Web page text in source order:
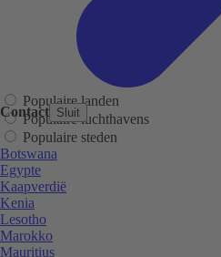
Contact Sluit
Populaire landen
Populaire luchthavens
Populaire steden
Botswana
Egypte
Kaapverdië
Kenia
Lesotho
Marokko
Mauritius